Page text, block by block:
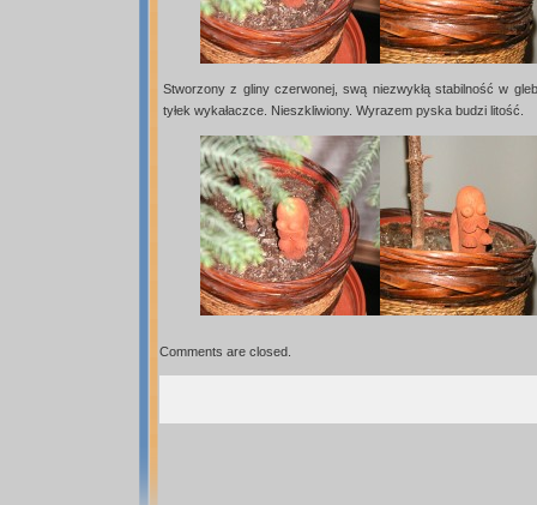
Stworzony z gliny czerwonej, swą niezwykłą stabilność w
tyłek wykałaczce. Nieszkliwiony. Wyrazem pyska budzi litość.
Comments are closed.